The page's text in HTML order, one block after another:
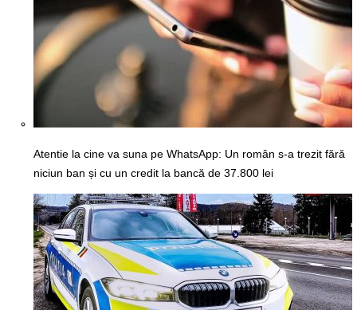
Atentie la cine va suna pe WhatsApp: Un român s-a trezit fără
niciun ban și cu un credit la bancă de 37.800 lei